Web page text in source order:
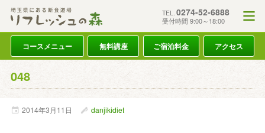
TEL. 0274-52-6888
受付時間 9:00～18:00
コースメニュー 無料講座 ご宿泊料金 アクセス
048
2014年3月11日 danjikidiet